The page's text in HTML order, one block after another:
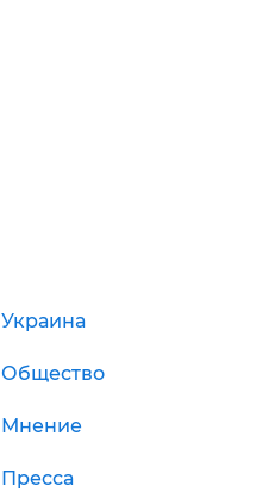
Украина
Общество
Мнение
Пресса